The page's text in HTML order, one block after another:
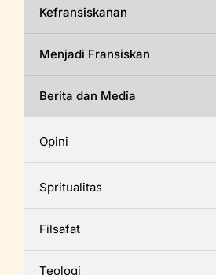
Kefransiskanan
Menjadi Fransiskan
Berita dan Media
Opini
Spritualitas
Filsafat
Teologi